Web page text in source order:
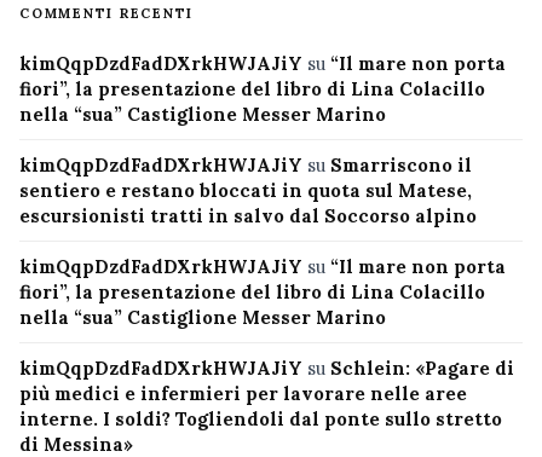
COMMENTI RECENTI
kimQqpDzdFadDXrkHWJAJiY su “Il mare non porta
fiori”, la presentazione del libro di Lina Colacillo
nella “sua” Castiglione Messer Marino
kimQqpDzdFadDXrkHWJAJiY su Smarriscono il
sentiero e restano bloccati in quota sul Matese,
escursionisti tratti in salvo dal Soccorso alpino
kimQqpDzdFadDXrkHWJAJiY su “Il mare non porta
fiori”, la presentazione del libro di Lina Colacillo
nella “sua” Castiglione Messer Marino
kimQqpDzdFadDXrkHWJAJiY su Schlein: «Pagare di
più medici e infermieri per lavorare nelle aree
interne. I soldi? Togliendoli dal ponte sullo stretto
di Messina»